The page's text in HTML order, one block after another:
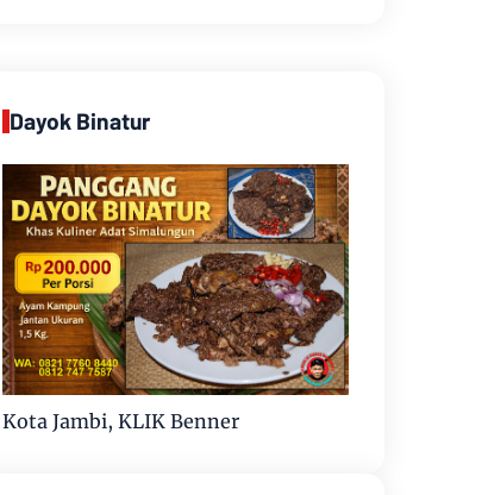
Dayok Binatur
Kota Jambi, KLIK Benner